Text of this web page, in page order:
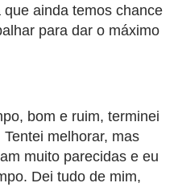
ainda temos chance
para dar o máximo
bom e ruim, terminei
melhorar, mas
muito parecidas e eu
Dei tudo de mim,